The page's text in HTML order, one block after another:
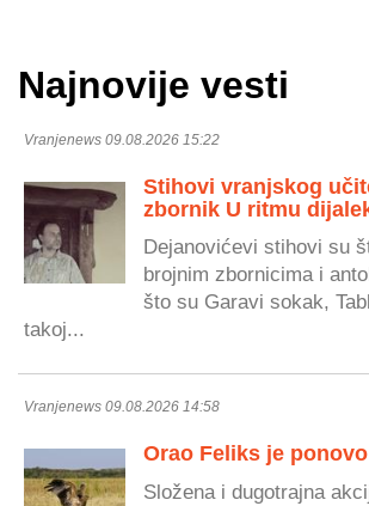
Najnovije vesti
Vranjenews 09.08.2026 15:22
Stihovi vranjskog
zbornik U ritmu
Dejanovićevi stihovi su
brojnim zbornicima i
što su Garavi sokak,
takoj...
Vranjenews 09.08.2026 14:58
Orao Feliks je
Složena i dugotrajna